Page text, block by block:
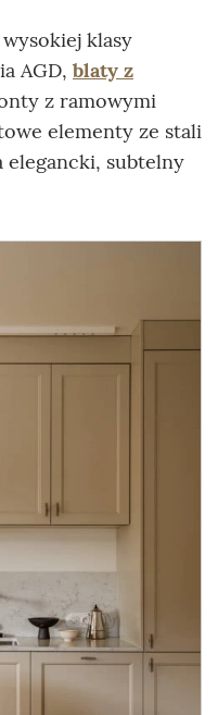
klasy
AGD, blaty z
z ramowymi
elementy ze stali
elegancki, subtelny